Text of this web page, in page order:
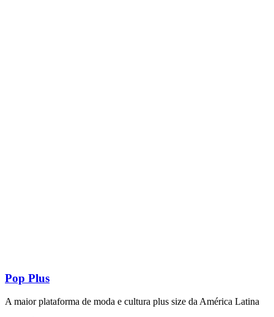
Pop Plus
A maior plataforma de moda e cultura plus size da América Latina